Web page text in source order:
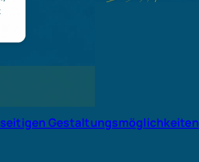
Gestaltungsmöglichkeiten